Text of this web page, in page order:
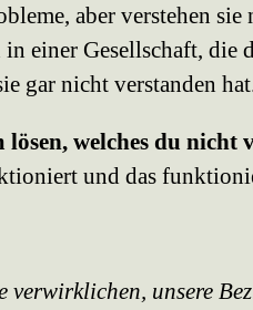
aber verstehen
einer Gesellschaft, die
gar nicht verstanden
welches du nicht
und das
verwirklichen, unsere